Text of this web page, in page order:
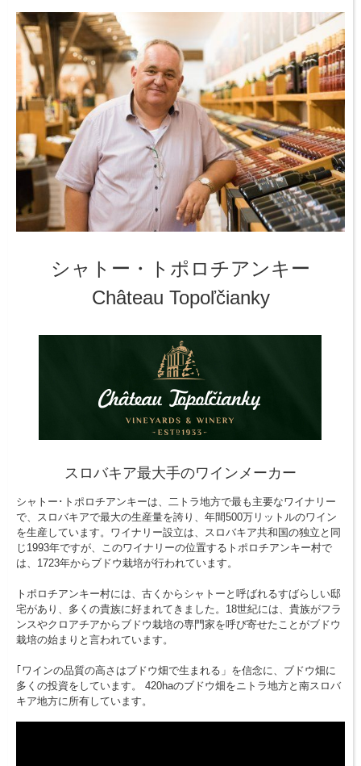
シャトー・トポロチアンキー
Château Topoľčianky
スロバキア最大手のワインメーカー
シャトー･トポロチアンキーは、二トラ地方で最も主要なワイナリー
で、スロバキアで最大の生産量を誇り、年間500万リットルのワイン
を生産しています。ワイナリー設立は、スロバキア共和国の独立と同
じ1993年ですが、このワイナリーの位置するトポロチアンキー村で
は、1723年からブドウ栽培が行われています。
トポロチアンキー村には、古くからシャトーと呼ばれるすばらしい邸
宅があり、多くの貴族に好まれてきました。18世紀には、貴族がフラ
ンスやクロアチアからブドウ栽培の専門家を呼び寄せたことがブドウ
栽培の始まりと言われています。
｢ワインの品質の高さはブドウ畑で生まれる」を信念に、ブドウ畑に
多くの投資をしています。 420haのブドウ畑をニトラ地方と南スロバ
キア地方に所有しています。